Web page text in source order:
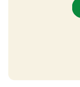
Elbilsladdare
Konferensrum